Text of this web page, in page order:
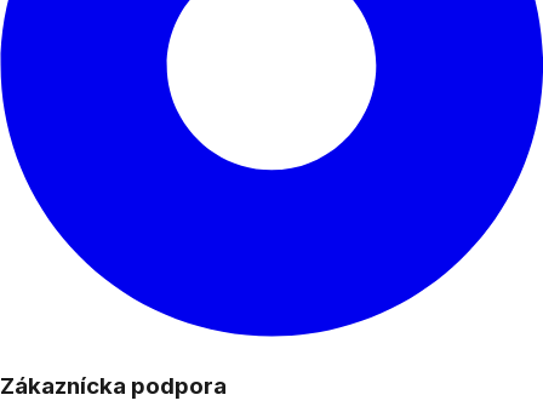
Zákaznícka podpora